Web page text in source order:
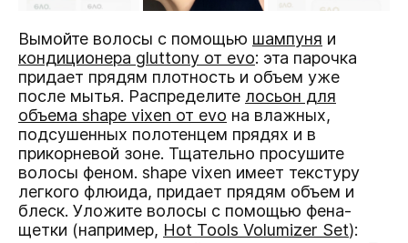
Вымойте волосы с помощью шампуня и
кондиционера gluttony от evo: эта парочка
придает прядям плотность и объем уже
после мытья. Распределите лосьон для
объема shape vixen от evo на влажных,
подсушенных полотенцем прядях и в
прикорневой зоне. Тщательно просушите
волосы феном. shape vixen имеет текстуру
легкого флюида, придает прядям объем и
блеск. Уложите волосы с помощью фена-
щетки (например, Hot Tools Volumizer Set):